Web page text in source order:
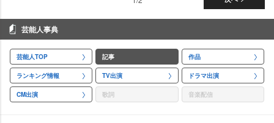
芸能人事典
芸能人TOP 記事 作品
ランキング情報 TV出演 ドラマ出演
CM出演 歌詞 音楽配信